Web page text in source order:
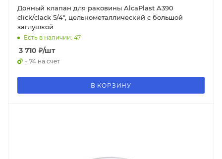
Донный клапан для раковины AlcaPlast A390
click/clack 5/4", цельнометаллический с большой
заглушкой
Есть в наличии: 47
3 710 ₽/шт
+ 74 на счет
В КОРЗИНУ